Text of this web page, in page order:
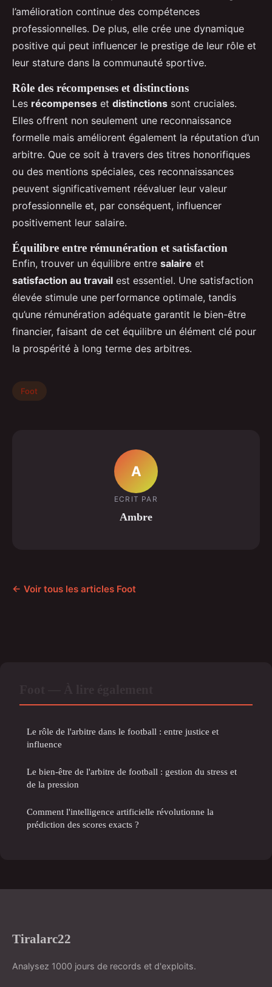
l’amélioration continue des compétences
professionnelles. De plus, elle crée une dynamique
positive qui peut influencer le prestige de leur rôle et
leur stature dans la communauté sportive.
Rôle des récompenses et distinctions
Les récompenses et distinctions sont cruciales.
Elles offrent non seulement une reconnaissance
formelle mais améliorent également la réputation d’un
arbitre. Que ce soit à travers des titres honorifiques
ou des mentions spéciales, ces reconnaissances
peuvent significativement réévaluer leur valeur
professionnelle et, par conséquent, influencer
positivement leur salaire.
Équilibre entre rémunération et satisfaction
Enfin, trouver un équilibre entre salaire et
satisfaction au travail est essentiel. Une satisfaction
élevée stimule une performance optimale, tandis
qu’une rémunération adéquate garantit le bien-être
financier, faisant de cet équilibre un élément clé pour
la prospérité à long terme des arbitres.
Foot
A
ECRIT PAR
Ambre
← Voir tous les articles Foot
Le rôle de l'arbitre dans le football : entre justice et
influence
Le bien-être de l'arbitre de football : gestion du stress et
de la pression
Comment l'intelligence artificielle révolutionne la
prédiction des scores exacts ?
Tiralarc22
Analysez 1000 jours de records et d'exploits.